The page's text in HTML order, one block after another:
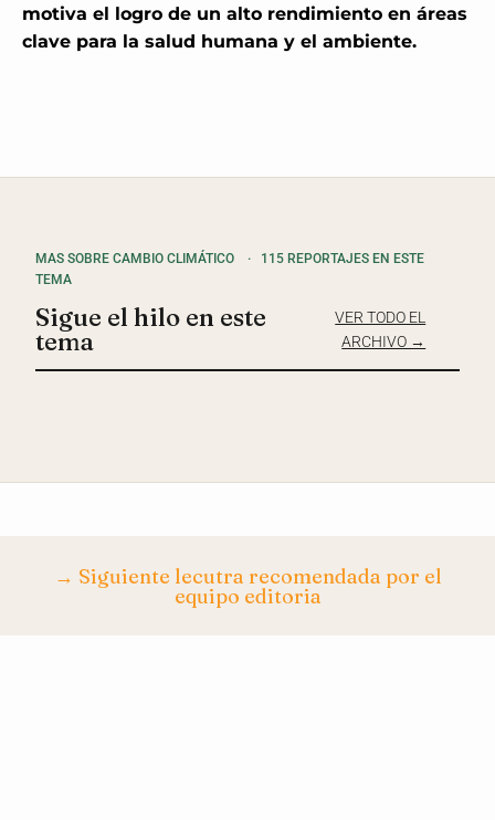
motiva el logro de un alto rendimiento en áreas
clave para la salud humana y el ambiente.
MAS SOBRE CAMBIO CLIMÁTICO · 115 REPORTAJES EN ESTE
TEMA
Sigue el hilo en este
tema
VER TODO EL
ARCHIVO →
→ Siguiente lecutra recomendada por el
equipo editoria